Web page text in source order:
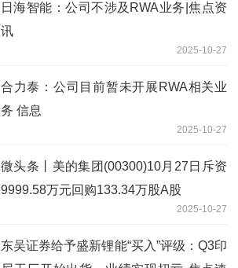
日海智能：公司不涉及RWA业务|焦点资
讯
2025-10-27
合力泰：公司目前暂未开展RWA相关业
务 信息
2025-10-27
微头条丨美的集团(00300)10月27日斥资
9999.58万元回购133.34万股A股
2025-10-27
东吴证券给予盛新锂能“买入”评级：Q3印